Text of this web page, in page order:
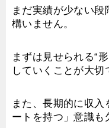
まだ実績が少ない
構いません。
まずは見せられる“
していくことが大切
また、長期的に収
ートを持つ」意識も